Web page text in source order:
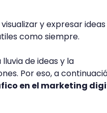
y expresar
como siempre.
de ideas y la
Por eso, a
en el marketing